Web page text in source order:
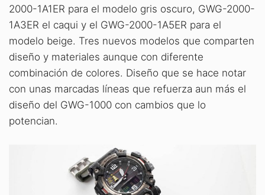
2000-1A1ER para el modelo gris oscuro, GWG-2000-
1A3ER el caqui y el GWG-2000-1A5ER para el
modelo beige. Tres nuevos modelos que comparten
diseño y materiales aunque con diferente
combinación de colores. Diseño que se hace notar
con unas marcadas líneas que refuerza aun más el
diseño del GWG-1000 con cambios que lo
potencian.